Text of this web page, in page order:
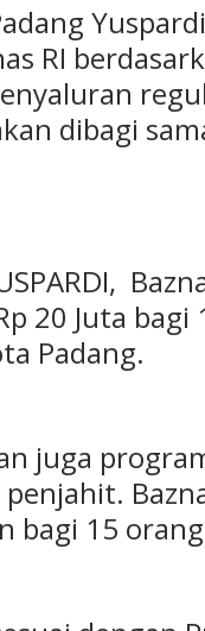
RI
dibagi
20 Juta
Padang.
juga
bagi 15